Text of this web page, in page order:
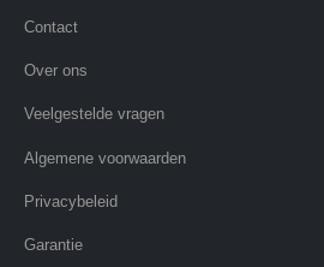
Contact
Over ons
Veelgestelde vragen
Algemene voorwaarden
Privacybeleid
Garantie